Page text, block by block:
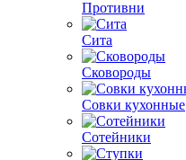
Противни
Сита
Сковороды
Совки кухонные
Сотейники